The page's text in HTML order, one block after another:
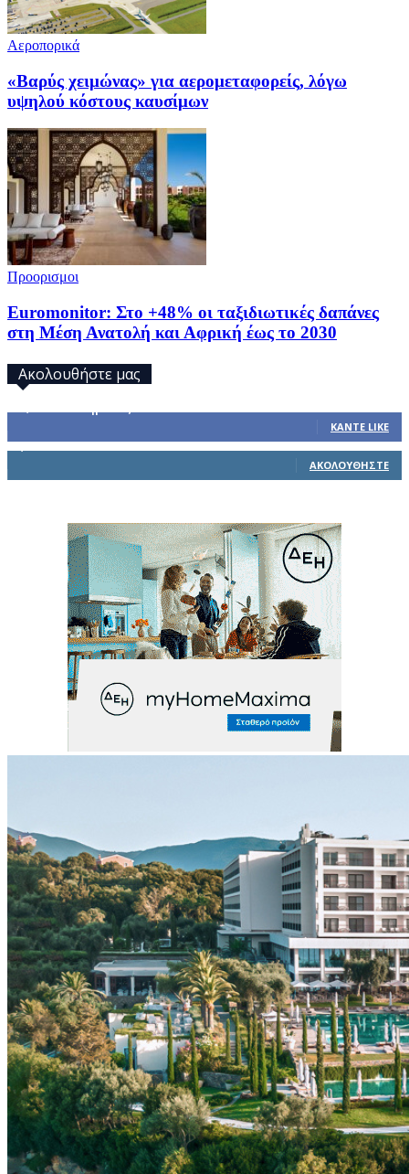
Αεροπορικά
«Βαρύς χειμώνας» για αερομεταφορείς, λόγω
υψηλού κόστους καυσίμων
Προορισμοι
Euromonitor: Στο +48% οι ταξιδιωτικές δαπάνες
στη Μέση Ανατολή και Αφρική έως το 2030
Ακολουθήστε μας
ΚΆΝΤΕ LIKE
ΑΚΟΛΟΥΘΉΣΤΕ